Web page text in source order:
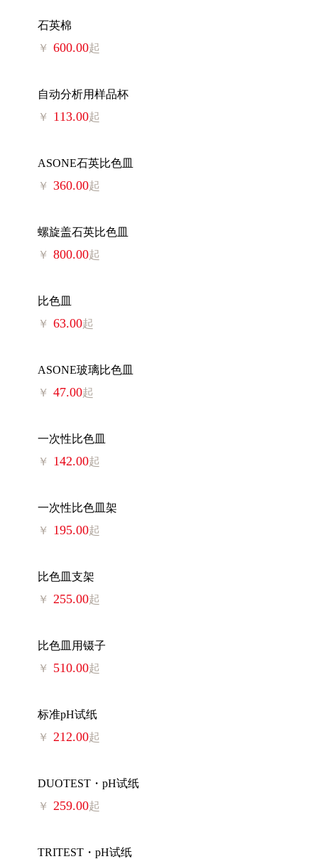
石英棉
￥ 600.00起
自动分析用样品杯
￥ 113.00起
ASONE石英比色皿
￥ 360.00起
螺旋盖石英比色皿
￥ 800.00起
比色皿
￥ 63.00起
ASONE玻璃比色皿
￥ 47.00起
一次性比色皿
￥ 142.00起
一次性比色皿架
￥ 195.00起
比色皿支架
￥ 255.00起
比色皿用镊子
￥ 510.00起
标准pH试纸
￥ 212.00起
DUOTEST・pH试纸
￥ 259.00起
TRITEST・pH试纸